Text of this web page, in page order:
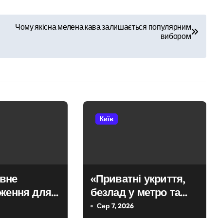
за співробітників СБУ, обдурили двох пенсіонерів на
потрапив в страшну аварію
підозрюють у зловживанні资金, завдані збитки
парамедикиня «Госпітальєрів» Єва Ройтер, яка до
Чому якісна мелена кава залишається популярним
вибором
для
у Києві
Київ
«Приватні укриття,
безлад у метро та
відсутність стратегії»:
Сер 7, 2026